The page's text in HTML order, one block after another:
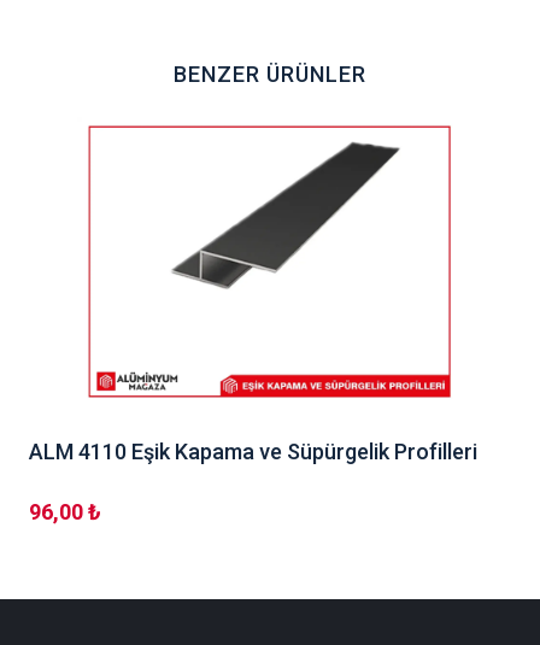
BENZER ÜRÜNLER
ALM 4110 Eşik Kapama ve Süpürgelik Profilleri
96,00 ₺